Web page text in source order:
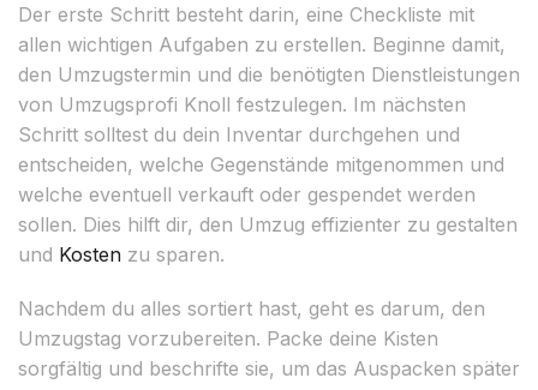
Der erste Schritt besteht darin, eine Checkliste mit
allen wichtigen Aufgaben zu erstellen. Beginne damit,
den Umzugstermin und die benötigten Dienstleistungen
von Umzugsprofi Knoll festzulegen. Im nächsten
Schritt solltest du dein Inventar durchgehen und
entscheiden, welche Gegenstände mitgenommen und
welche eventuell verkauft oder gespendet werden
sollen. Dies hilft dir, den Umzug effizienter zu gestalten
und Kosten zu sparen.
Nachdem du alles sortiert hast, geht es darum, den
Umzugstag vorzubereiten. Packe deine Kisten
sorgfältig und beschrifte sie, um das Auspacken später